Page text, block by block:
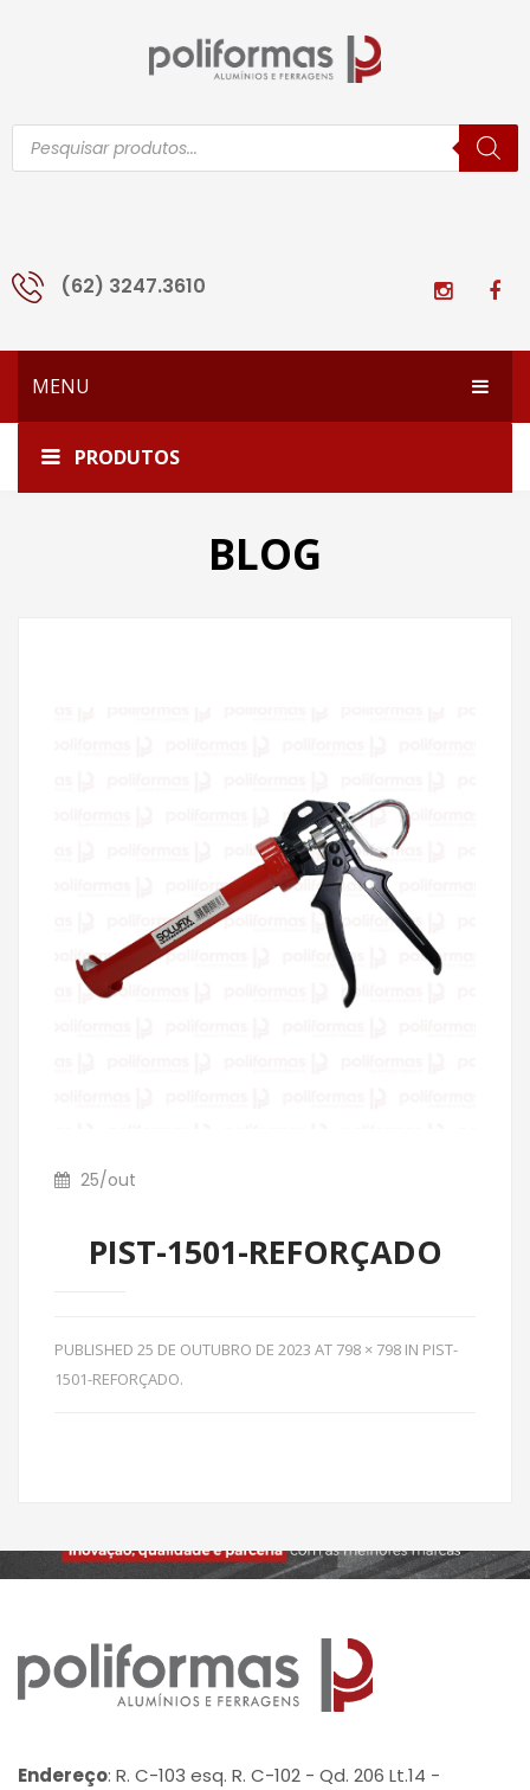
Pesquisar
produtos
(62) 3247.3610
MENU
HOME
EMPRESA
PRODUTOS
Home PIST-1501-REFORÇADO
BLOG
25/out
PIST-1501-REFORÇADO
PUBLISHED 25 DE OUTUBRO DE 2023 AT 798 × 798 IN PIST-
1501-REFORÇADO.
Endereço: R. C-103 esq. R. C-102 - Qd. 206 Lt.14 -